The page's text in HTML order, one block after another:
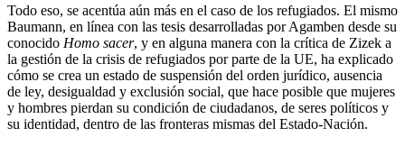
Todo eso, se acentúa aún más en el caso de los refugiados. El mismo
Baumann, en línea con las tesis desarrolladas por Agamben desde su
conocido Homo sacer, y en alguna manera con la crítica de Zizek a
la gestión de la crisis de refugiados por parte de la UE, ha explicado
cómo se crea un estado de suspensión del orden jurídico, ausencia
de ley, desigualdad y exclusión social, que hace posible que mujeres
y hombres pierdan su condición de ciudadanos, de seres políticos y
su identidad, dentro de las fronteras mismas del Estado-Nación.